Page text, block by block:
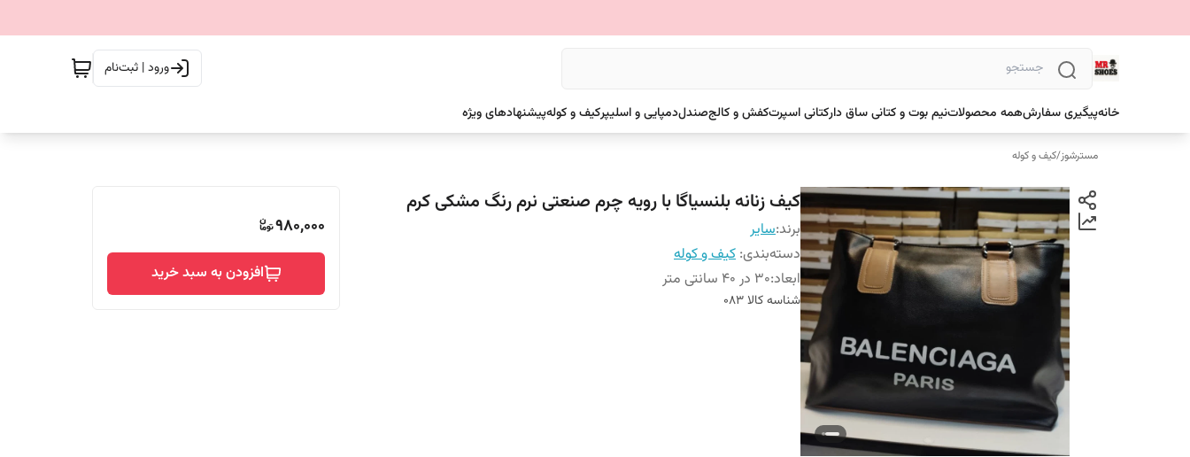
ورود | ثبت‌نام
خانهپیگیری سفارشهمه محصولاتنیم بوت و کتانی ساق دارکتانی اسپرتکفش و کالجصندلدمپایی و اسلیپرکیف و کولهپیشنهادهای ویژه
مسترشوز/کیف و کوله
کیف زنانه بلنسیاگا با رویه چرم صنعتی نرم رنگ مشکی کرم
برند:سایر
دسته‌بندی: کیف و کوله
ابعاد:30 در 40 سانتی متر
شناسه کالا083
980,000
افزودن به سبد خرید